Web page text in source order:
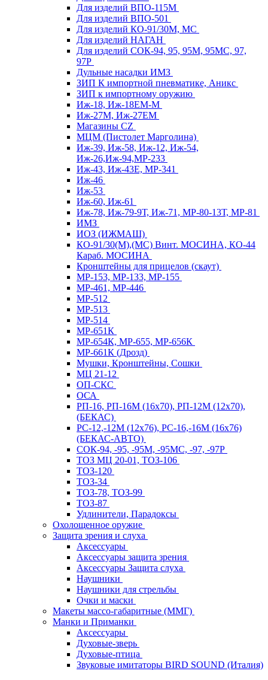
Для изделий ВПО-115М
Для изделий ВПО-501
Для изделий КО-91/30М, МС
Для изделий НАГАН
Для изделий СОК-94, 95, 95М, 95МС, 97,
97Р
Дульные насадки ИМЗ
ЗИП К импортной пневматике, Аникс
ЗИП к импортному оружию
Иж-18, Иж-18ЕМ-М
Иж-27М, Иж-27ЕМ
Магазины CZ
МЦМ (Пистолет Марголина)
Иж-39, Иж-58, Иж-12, Иж-54,
Иж-26,Иж-94,МР-233
Иж-43, Иж-43Е, МР-341
Иж-46
Иж-53
Иж-60, Иж-61
Иж-78, Иж-79-9Т, Иж-71, МР-80-13Т, МР-81
ИМЗ
ИОЗ (ИЖМАШ)
КО-91/30(М),(МС) Винт. МОСИНА, КО-44
Караб. МОСИНА
Кронштейны для прицелов (скаут)
МР-153, МР-133, МР-155
МР-461, МР-446
МР-512
МР-513
МР-514
МР-651К
МР-654К, МР-655, МР-656К
МР-661К (Дрозд)
Мушки, Кронштейны, Сошки
МЦ 21-12
ОП-СКС
ОСА
РП-16, РП-16М (16х70), РП-12М (12х70),
(БЕКАС)
РС-12,-12М (12х76), РС-16,-16М (16х76)
(БЕКАС-АВТО)
СОК-94, -95, -95М, -95МС, -97, -97Р
ТОЗ МЦ 20-01, ТОЗ-106
ТОЗ-120
ТОЗ-34
ТОЗ-78, ТОЗ-99
ТОЗ-87
Удлинители, Парадоксы
Охолощенное оружие
Защита зрения и слуха
Аксессуары
Аксессуары защита зрения
Аксессуары Защита слуха
Наушники
Наушники для стрельбы
Очки и маски
Макеты массо-габаритные (ММГ)
Манки и Приманки
Аксессуары
Духовые-зверь
Духовые-птица
Звуковые имитаторы BIRD SOUND (Италия)